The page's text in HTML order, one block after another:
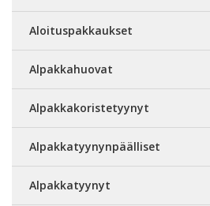
Aloituspakkaukset
Alpakkahuovat
Alpakkakoristetyynyt
Alpakkatyynynpäälliset
Alpakkatyynyt